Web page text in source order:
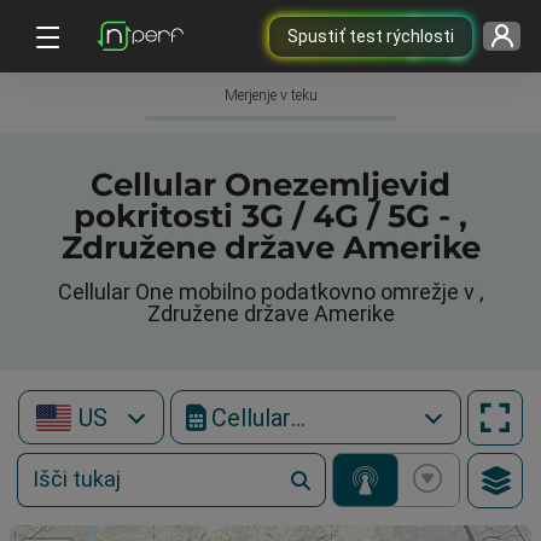
Spustiť test rýchlosti
Merjenje v teku
Cellular Onezemljevid
pokritosti 3G / 4G / 5G - ,
Združene države Amerike
Cellular One mobilno podatkovno omrežje v ,
Združene države Amerike
US Cellular One